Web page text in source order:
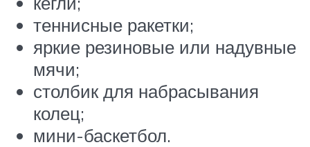
теннисные ракетки;
яркие резиновые или надувные
мячи;
столбик для набрасывания
колец;
мини-баскетбол.